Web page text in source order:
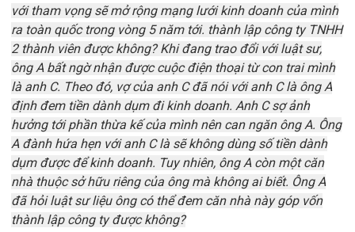
với tham vọng sẽ mở rộng mạng lưới kinh doanh của mình
ra toàn quốc trong vòng 5 năm tới. thành lập công ty TNHH
2 thành viên được không? Khi đang trao đổi với luật sư,
ông A bất ngờ nhận được cuộc điện thoại từ con trai mình
là anh C. Theo đó, vợ của anh C đã nói với anh C là ông A
định đem tiền dành dụm đi kinh doanh. Anh C sợ ảnh
hưởng tới phần thừa kế của mình nên can ngăn ông A. Ông
A đành hứa hẹn với anh C là sẽ không dùng số tiền dành
dụm được để kinh doanh. Tuy nhiên, ông A còn một căn
nhà thuộc sở hữu riêng của ông mà không ai biết. Ông A
đã hỏi luật sư liệu ông có thể đem căn nhà này góp vốn
thành lập công ty được không?